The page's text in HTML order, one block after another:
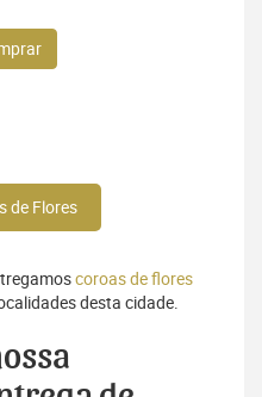
de Flores
coroas de flores
desta cidade.